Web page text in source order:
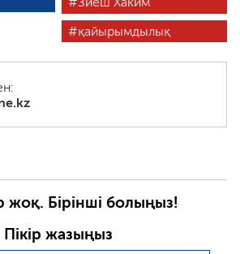
қайырымдылық
жоқ. Бірінші болыңыз!
Пікір жазыңыз